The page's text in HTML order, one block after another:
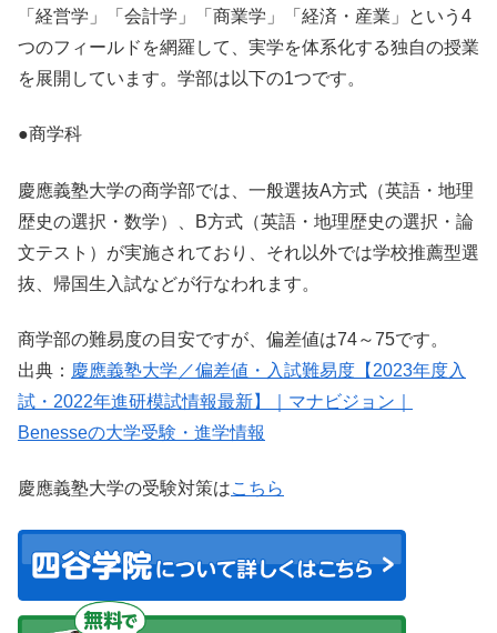
「経営学」「会計学」「商業学」「経済・産業」という4
つのフィールドを網羅して、実学を体系化する独自の授業
を展開しています。学部は以下の1つです。
●商学科
慶應義塾大学の商学部では、一般選抜A方式（英語・地理
歴史の選択・数学）、B方式（英語・地理歴史の選択・論
文テスト）が実施されており、それ以外では学校推薦型選
抜、帰国生入試などが行なわれます。
商学部の難易度の目安ですが、偏差値は74～75です。
出典： 慶應義塾大学／偏差値・入試難易度【2023年度入
試・2022年進研模試情報最新】｜マナビジョン｜
Benesseの大学受験・進学情報
慶應義塾大学の受験対策はこちら